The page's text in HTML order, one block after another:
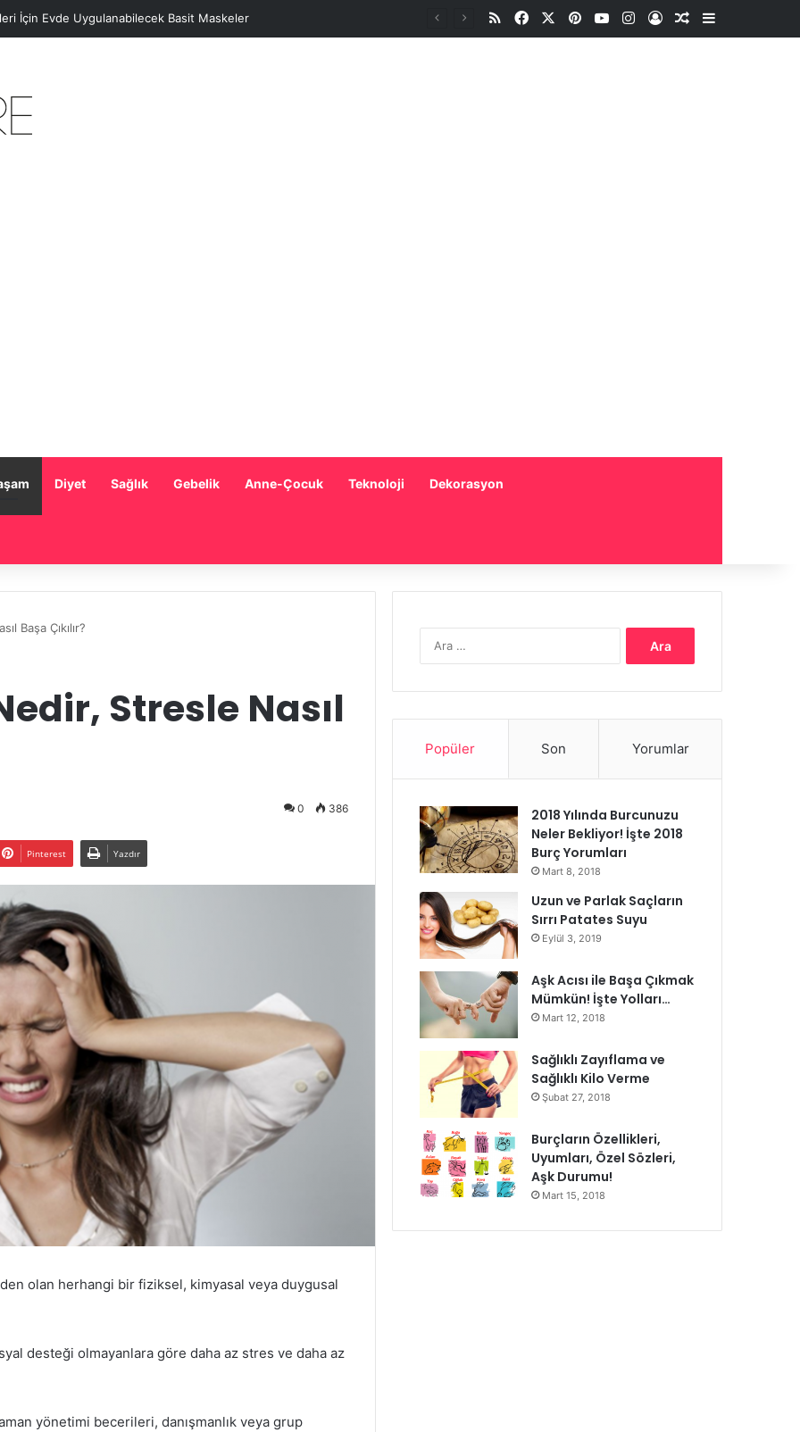
İçin Evde Uygulanabilecek Basit Maskeler RSSFacebookPinterestYouTubeInstagramOturum aç
Rastgele Makale
Kenar
Diyet Sağlık Gebelik Anne-Çocuk Teknoloji Dekorasyon
Başa Çıkılır?
Stresle Nasıl
0 386
Pinterest Yazdır
olan herhangi bir fiziksel, kimyasal veya duygusal
desteği olmayanlara göre daha az stres ve daha az
yönetimi becerileri, danışmanlık veya grup
Popüler Son Yorumlar
2018 Yılında Burcunuzu
Neler Bekliyor! İşte 2018
Burç Yorumları
Mart 8, 2018
Uzun ve Parlak Saçların
Sırrı Patates Suyu
Eylül 3, 2019
Aşk Acısı ile Başa Çıkmak
Mümkün! İşte Yolları…
Mart 12, 2018
Sağlıklı Zayıflama ve
Sağlıklı Kilo Verme
Şubat 27, 2018
Burçların Özellikleri,
Uyumları, Özel Sözleri,
Aşk Durumu!
Mart 15, 2018